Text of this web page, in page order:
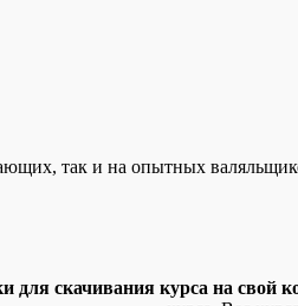
так и на опытных
для скачивания курса на свой